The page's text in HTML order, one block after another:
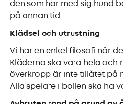
den som har med sig hund
på annan tid.
Klädsel och utrustning
Vi har en enkel filosofi när
Kläderna ska vara hela och
överkropp är inte tillåtet på
Alla spelare i bollen ska ha